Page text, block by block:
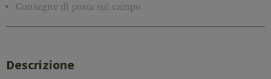
Consegne di posta sul campo
Descrizione